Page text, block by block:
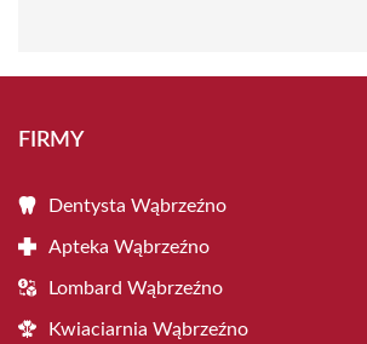
FIRMY
Dentysta Wąbrzeźno
Apteka Wąbrzeźno
Lombard Wąbrzeźno
Kwiaciarnia Wąbrzeźno